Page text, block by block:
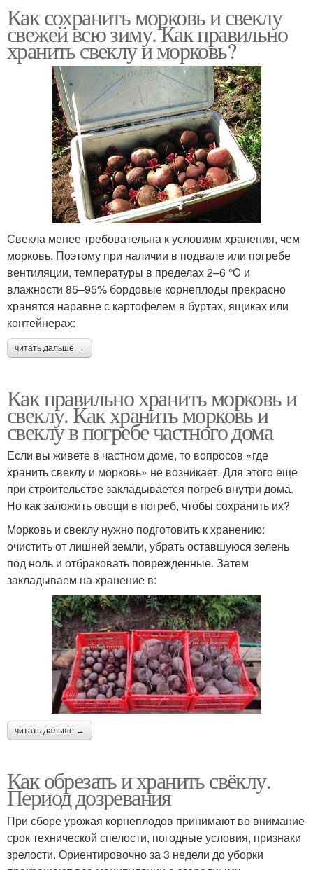
Как сохранить морковь и свеклу
свежей всю зиму. Как правильно
хранить свеклу и морковь?
Свекла менее требовательна к условиям хранения, чем
морковь. Поэтому при наличии в подвале или погребе
вентиляции, температуры в пределах 2–6 °C и
влажности 85–95% бордовые корнеплоды прекрасно
хранятся наравне с картофелем в буртах, ящиках или
контейнерах:
читать дальше →
Как правильно хранить морковь и
свеклу. Как хранить морковь и
свеклу в погребе частного дома
Если вы живете в частном доме, то вопросов «где
хранить свеклу и морковь» не возникает. Для этого еще
при строительстве закладывается погреб внутри дома.
Но как заложить овощи в погреб, чтобы сохранить их?
Морковь и свеклу нужно подготовить к хранению:
очистить от лишней земли, убрать оставшуюся зелень
под ноль и отбраковать поврежденные. Затем
закладываем на хранение в:
читать дальше →
Как обрезать и хранить свёклу.
Период дозревания
При сборе урожая корнеплодов принимают во внимание
срок технической спелости, погодные условия, признаки
зрелости. Ориентировочно за 3 недели до уборки